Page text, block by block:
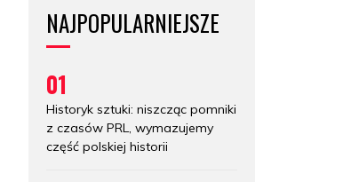
NAJPOPULARNIEJSZE
01
Historyk sztuki: niszcząc pomniki
z czasów PRL, wymazujemy
część polskiej historii